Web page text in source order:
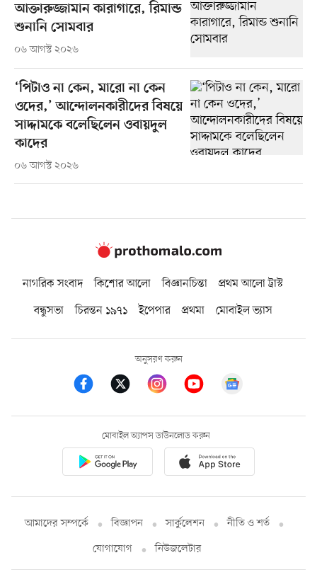
আক্তারুজ্জামান কারাগারে, রিমান্ড
শুনানি সোমবার
০৬ আগস্ট ২০২৬
‘পিটাও না কেন, মারো না কেন
ওদের,’ আন্দোলনকারীদের বিষয়ে
সাদ্দামকে বলেছিলেন ওবায়দুল
কাদের
০৬ আগস্ট ২০২৬
নাগরিক সংবাদ কিশোর আলো বিজ্ঞানচিন্তা
প্রথম আলো ট্রাস্ট
বন্ধুসভা
চিরন্তন ১৯৭১ ইপেপার প্রথমা মোবাইল ভ্যাস
অনুসরণ করুন
মোবাইল অ্যাপস ডাউনলোড করুন
আমাদের সম্পর্কে বিজ্ঞাপন সার্কুলেশন
নীতি ও শর্ত
যোগাযোগ
নিউজলেটার